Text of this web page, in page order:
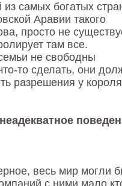
самых богатых
Аравии такого
просто не
там все.
не свободны
то сделать, они
разрешения у
весь мир могли